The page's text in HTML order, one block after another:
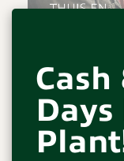
Cash
Bestel
in de